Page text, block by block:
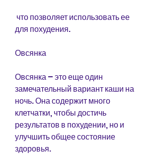
для похудения.
Овсянка
Овсянка – это еще один
замечательный вариант каши на
ночь. Она содержит много
клетчатки, чтобы достичь
результатов в похудении, но и
улучшить общее состояние
здоровья.